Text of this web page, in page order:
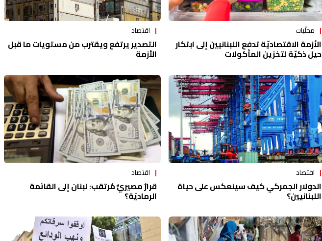
محلّيات
الأزمة الاقتصاديّة تدفع اللبنانيين إلى ابتكار
حيل ذكيّة لتخزين المأكولات
اقتصاد
التصدير يرتفع ويقترب من مستويات ما قبل
الأزمة
اقتصاد
الدولار الجمركي كيف سينعكس على حياة
اللبنانيين؟
اقتصاد
قرارٌ مصيريٌّ مُرتقب: لبنان إلى القائمة
الرماديّة؟